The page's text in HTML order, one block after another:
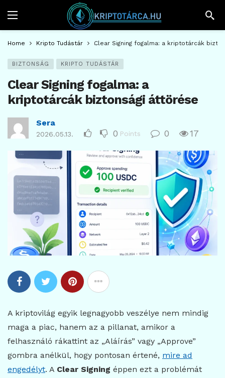
Home Kripto Tudástár Clear Signing fogalma: a kriptotárcák
BIZTONSÁG KRIPTO TUDÁSTÁR
Clear Signing fogalma: a
kriptotárcák biztonsági áttörése
Sera
2026.05.13. 0 Points 0 17
A kriptovilág egyik legnagyobb veszélye nem mindig
maga a piac, hanem az a pillanat, amikor a
felhasználó rákattint az „Aláírás” vagy „Approve”
gombra anélkül, hogy pontosan értené, mire ad
engedélyt. A Clear Signing éppen ezt a problémát